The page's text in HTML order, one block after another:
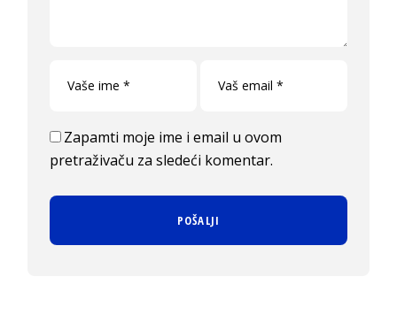
Zapamti moje ime i email u ovom
pretraživaču za sledeći komentar.